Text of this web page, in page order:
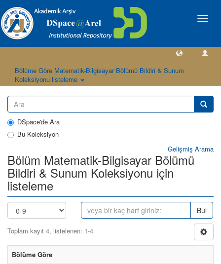
Geçiş
Bölüme Göre Matematik-Bilgisayar Bölümü Bildiri & Sunum
Koleksiyonu listeleme
DSpace'de Ara
Bu Koleksiyon
Gelişmiş Arama
Bölüm Matematik-Bilgisayar Bölümü
Bildiri & Sunum Koleksiyonu için
listeleme
Bul
Toplam kayıt 4, listelenen: 1-4
Bölüme Göre